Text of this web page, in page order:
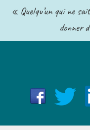
« Quelqu’un qui ne
donner